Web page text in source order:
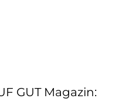
GUT Magazin: